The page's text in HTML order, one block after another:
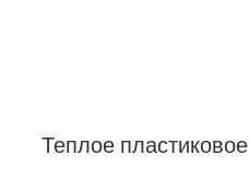
Теплое пластиковое